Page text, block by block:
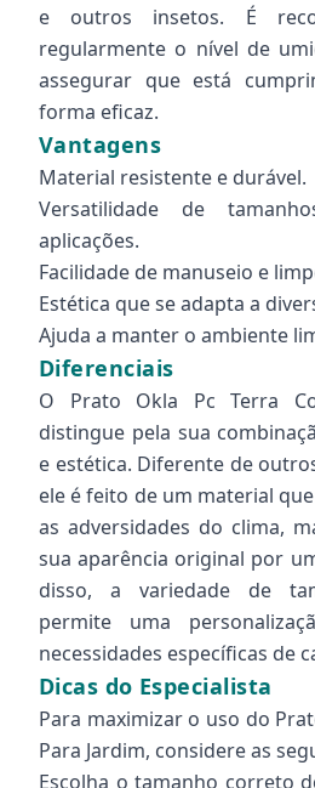
e outros insetos. É
regularmente o nível de
assegurar que está
forma eficaz.
Vantagens
Material resistente e durável.
Versatilidade de
aplicações.
Facilidade de manuseio e
Estética que se adapta a
Ajuda a manter o ambiente
Diferenciais
O Prato Okla Pc Terra
distingue pela sua
e estética. Diferente de
ele é feito de um material
as adversidades do clima,
sua aparência original por
disso, a variedade de
permite uma
necessidades específicas de
Dicas do Especialista
Para maximizar o uso do
Para Jardim, considere as
Escolha o tamanho correto